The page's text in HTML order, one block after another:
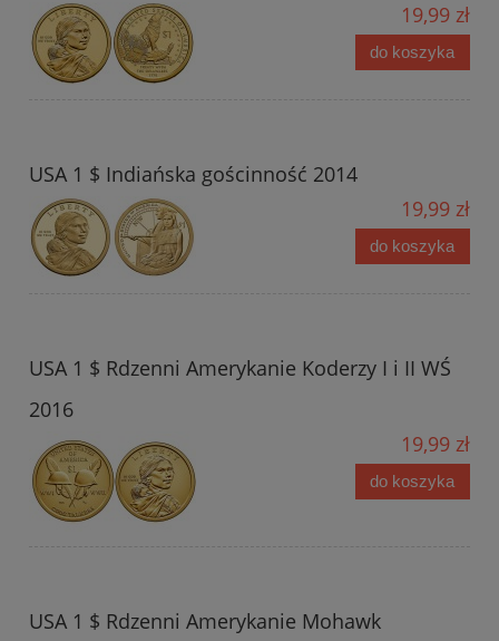
19,99 zł
do koszyka
USA 1 $ Indiańska gościnność 2014
19,99 zł
do koszyka
USA 1 $ Rdzenni Amerykanie Koderzy I i II WŚ
2016
19,99 zł
do koszyka
USA 1 $ Rdzenni Amerykanie Mohawk